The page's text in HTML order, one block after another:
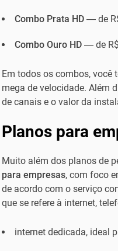
Combo Prata HD— de
Combo Ouro HD— de R$
Em todos os combos, você
mega de velocidade. Além
de canais e o valor da
Planos para
Muito além dos planos de
para empresas, com foco
de acordo com o serviço
que se refere à internet,
internet dedicada, ideal